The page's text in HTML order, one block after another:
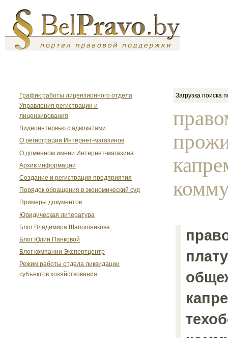
График работы лицензионного отдела
Управления регистрации и
лицензирования
Видеоинтервью с адвокатами
О регистрации Интернет-магазинов
О доменном имени Интернет-магазина
Архив информации
Создание и регистрация предприятия
Порядок обращения в экономический суд
Примеры документов
Юридическая литература
Блог Владимира Шапошникова
Блог Юлии Панковой
Блог компании Экспертцентр
Режим работы отдела ликвидации
субъектов хозяйствования
Загрузка поиска